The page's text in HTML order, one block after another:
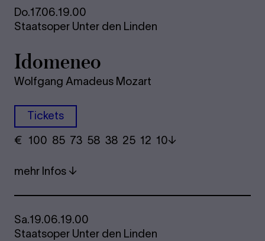
Do.17.06.19.00
Staatsoper Unter den Linden
Ido­me­neo
Wolfgang Amadeus Mozart
Tickets
€ ​ 100 85 73​ 58 38 25​ 12 10
mehr Infos
Sa.19.06.19.00
Staatsoper Unter den Linden